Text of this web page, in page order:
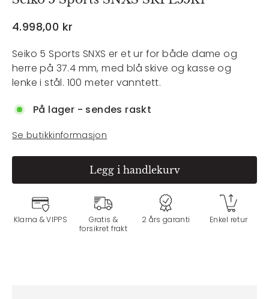
Veil.
4.998,00 kr
Seiko 5 Sports SNXS er et ur for både dame og
herre på 37.4 mm, med blå skive og kasse og
lenke i stål. 100 meter vanntett.
På lager - sendes raskt
Se butikkinformasjon
Legg i handlekurv
Klarna & VIPPS
Gratis &
forsikret frakt
2 års garanti Enkel retur